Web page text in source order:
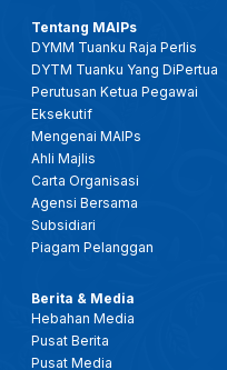
Tentang MAIPs
DYMM Tuanku Raja Perlis
DYTM Tuanku Yang DiPertua
Perutusan Ketua Pegawai
Eksekutif
Mengenai MAIPs
Ahli Majlis
Carta Organisasi
Agensi Bersama
Subsidiari
Piagam Pelanggan
Berita & Media
Hebahan Media
Pusat Berita
Pusat Media